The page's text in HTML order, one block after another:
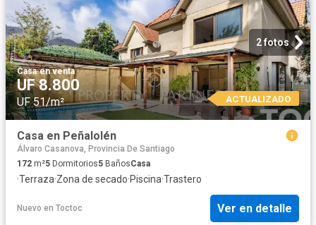
2 fotos
Casa·en venta
UF 8.800
UF 51/m² ACTUALIZADO
Casa en Peñalolén
Álvaro Casanova, Provincia De Santiago
172 m²5 Dormitorios5 BañosCasa
·Terraza·Zona de secado·Piscina·Trastero
Nuevo en Toctoc Ver en detalle